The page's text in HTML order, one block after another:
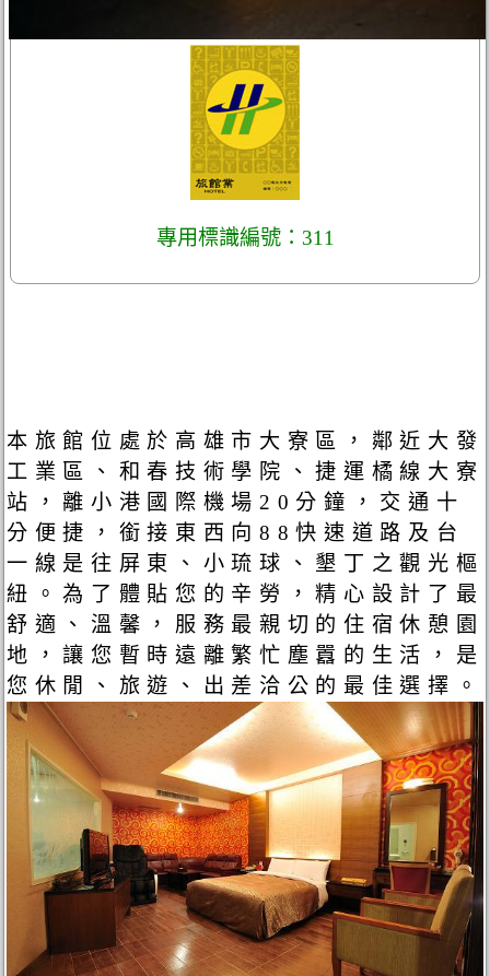
專用標識編號：311
本旅館位處於高雄市大寮區，鄰近大發
工業區、和春技術學院、捷運橘線大寮
站，離小港國際機場20分鐘，交通十
分便捷，銜接東西向88快速道路及台
一線是往屏東、小琉球、墾丁之觀光樞
紐。為了體貼您的辛勞，精心設計了最
舒適、溫馨，服務最親切的住宿休憩園
地，讓您暫時遠離繁忙塵囂的生活，是
您休閒、旅遊、出差洽公的最佳選擇。